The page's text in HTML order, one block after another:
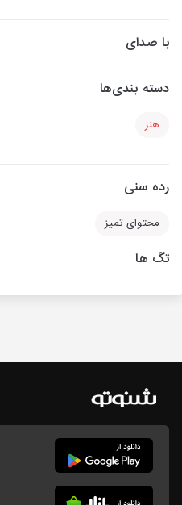
با صدای
دسته بندی‌ها
هنر
رده سنی
محتوای تمیز
تگ ها